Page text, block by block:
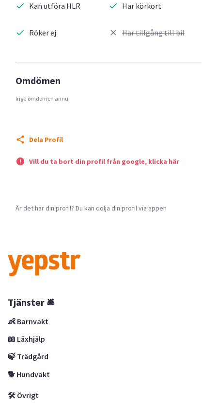
Kan utföra HLR
Röker ej
Har körkort
Har tillgång till bil
Omdömen
Inga omdömen ännu
Dela Profil
Vill du ta bort din profil från google, klicka här
Är det här din profil? Du kan dölja din profil via appen
Tjänster 🛎
👶 Barnvakt
📖 Läxhjälp
🍃 Trädgård
🐕 Hundvakt
🛠 Övrigt